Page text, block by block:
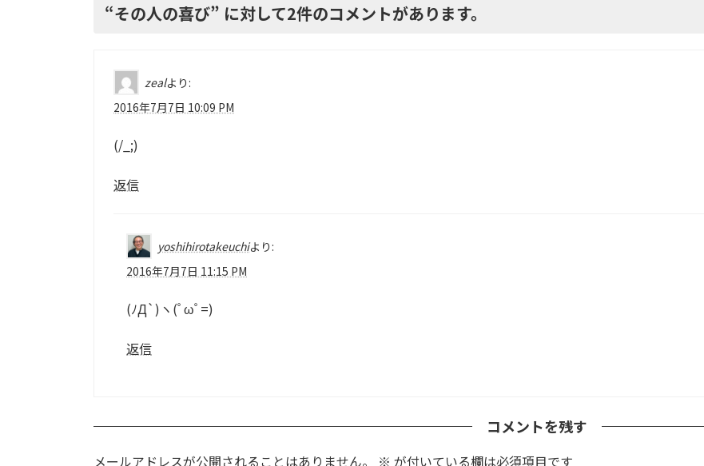
“その人の喜び” に対して2件のコメントがあります。
zealより:
2016年7月7日 10:09 PM
(/_;)
返信
yoshihirotakeuchiより:
2016年7月7日 11:15 PM
(ﾉД`)ヽ(ﾟωﾟ=)
返信
コメントを残す
メールアドレスが公開されることはありません。 ※ が付いている欄は必須項目です